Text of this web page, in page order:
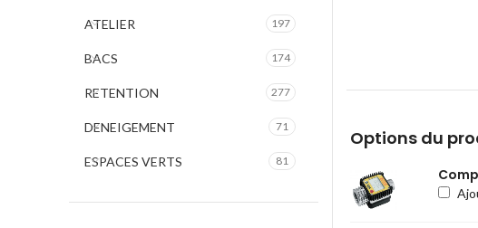
Options du
ATELIER 197
BACS 174
RETENTION 277
DENEIGEMENT 71
ESPACES VERTS 81